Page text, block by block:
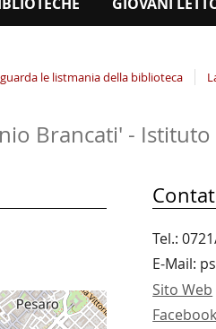
guarda le listmania della biblioteca
Brancati' -
Tel.:
E-Mail:
Sito Web
Facebook